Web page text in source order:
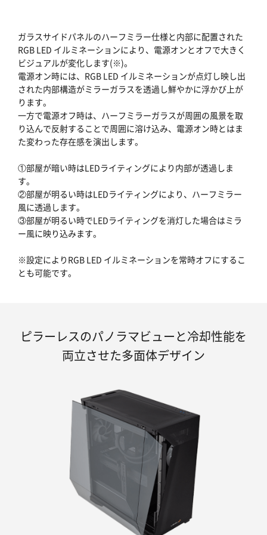
ガラスサイドパネルのハーフミラー仕様と内部に配置された
RGB LED イルミネーションにより、電源オンとオフで大きく
ビジュアルが変化します(※)。
電源オン時には、RGB LED イルミネーションが点灯し映し出
された内部構造がミラーガラスを透過し鮮やかに浮かび上が
ります。
一方で電源オフ時は、ハーフミラーガラスが周囲の風景を取
り込んで反射することで周囲に溶け込み、電源オン時とはま
た変わった存在感を演出します。
①部屋が暗い時はLEDライティングにより内部が透過しま
す。
②部屋が明るい時はLEDライティングにより、ハーフミラー
風に透過します。
③部屋が明るい時でLEDライティングを消灯した場合はミラ
ー風に映り込みます。
※設定によりRGB LED イルミネーションを常時オフにするこ
とも可能です。
ピラーレスのパノラマビューと冷却性能を
両立させた多面体デザイン